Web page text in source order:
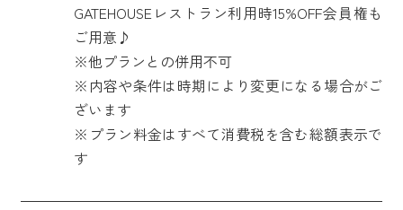
GATEHOUSEレストラン利用時15%OFF会員権も
ご用意♪
※他プランとの併用不可
※内容や条件は時期により変更になる場合がご
ざいます
※プラン料金はすべて消費税を含む総額表示で
す